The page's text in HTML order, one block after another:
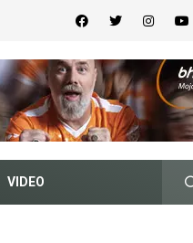
VIDEO